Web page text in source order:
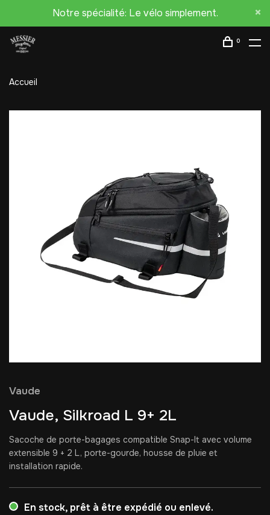
Notre spécialité: Le vélo simplement.
0
Accueil
Vaude
Vaude, Silkroad L 9+ 2L
Sacoche de porte-bagages compatible Snap-It avec volume
extensible 9 + 2 L, porte-gourde, housse de pluie et
installation rapide.
En stock, prêt à être expédié ou enlevé.